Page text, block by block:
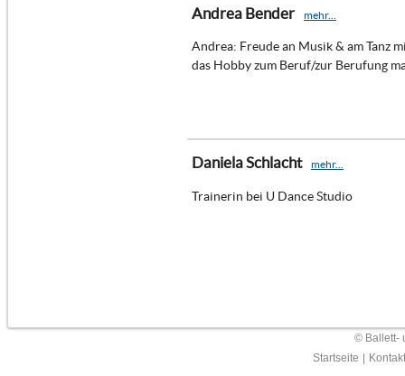
Andrea Bender mehr...
Andrea: Freude an Musik & am Tanz
das Hobby zum Beruf/zur Berufung
Daniela Schlacht mehr...
Trainerin bei U Dance Studio
© Ballett-
Startseite
Kontakt